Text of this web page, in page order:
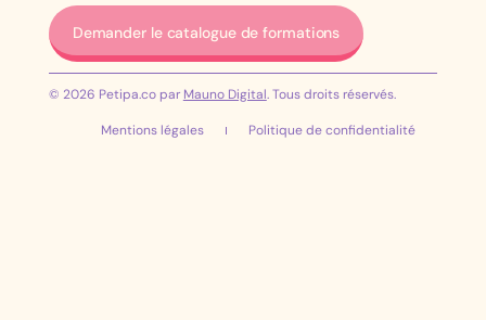
Demander le catalogue de formations
© 2026 Petipa.co par Mauno Digital. Tous droits réservés.
Mentions légales Politique de confidentialité